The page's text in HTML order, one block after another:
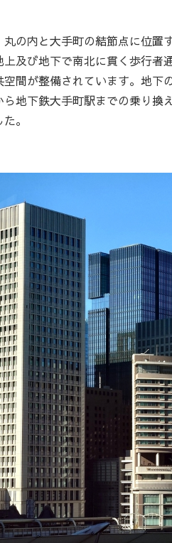
の内と大手町の結節点に位置
及び地下で南北に貫く歩行
間が整備されています。地下
地下鉄大手町駅までの乗り
。